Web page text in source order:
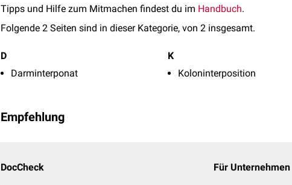
Tipps und Hilfe zum Mitmachen findest du im Handbuch.
Folgende 2 Seiten sind in dieser Kategorie, von 2 insgesamt.
D
Darminterponat
K
Koloninterposition
Empfehlung
DocCheck Für Unternehmen